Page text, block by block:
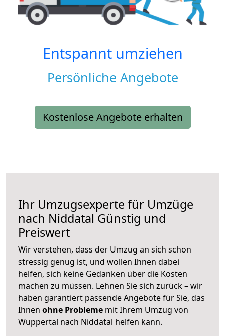
Entspannt umziehen
Persönliche Angebote
Kostenlose Angebote erhalten
Ihr Umzugsexperte für Umzüge
nach Niddatal Günstig und
Preiswert
Wir verstehen, dass der Umzug an sich schon
stressig genug ist, und wollen Ihnen dabei
helfen, sich keine Gedanken über die Kosten
machen zu müssen. Lehnen Sie sich zurück – wir
haben garantiert passende Angebote für Sie, das
Ihnen ohne Probleme mit Ihrem Umzug von
Wuppertal nach Niddatal helfen kann.